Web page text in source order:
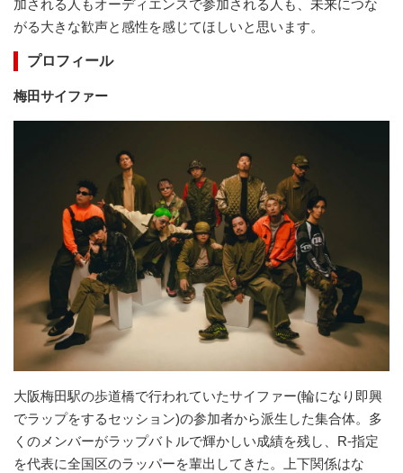
加される人もオーディエンスで参加される人も、未来につな
がる大きな歓声と感性を感じてほしいと思います。
プロフィール
梅田サイファー
大阪梅田駅の歩道橋で行われていたサイファー(輪になり即興
でラップをするセッション)の参加者から派生した集合体。多
くのメンバーがラップバトルで輝かしい成績を残し、R-指定
を代表に全国区のラッパーを輩出してきた。上下関係はな